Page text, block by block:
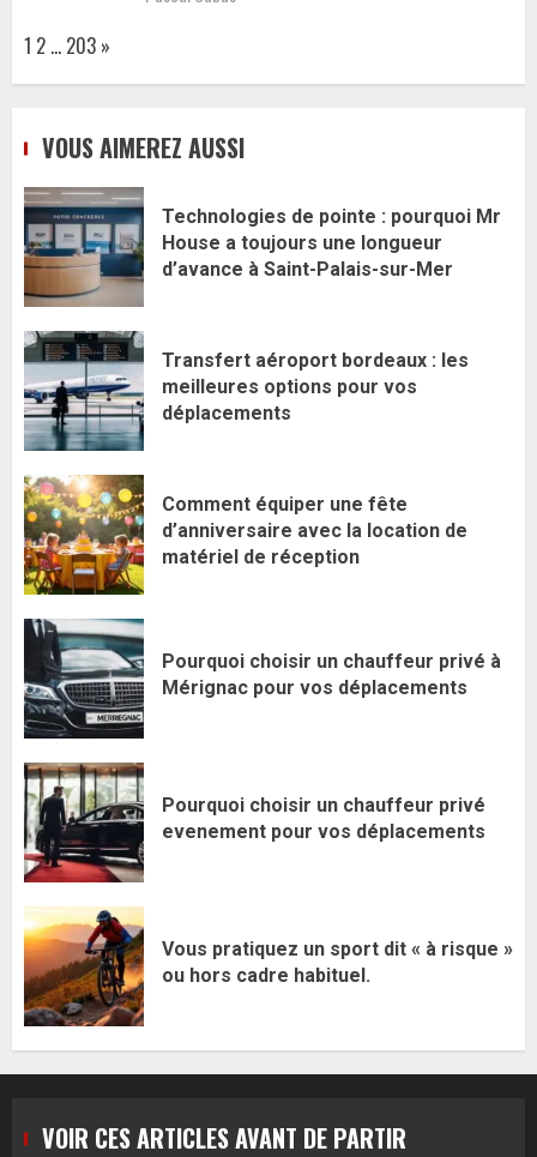
Page:
1 2 … 203 Next
»
VOUS AIMEREZ AUSSI
Technologies de pointe : pourquoi Mr
House a toujours une longueur
d’avance à Saint-Palais-sur-Mer
Transfert aéroport bordeaux : les
meilleures options pour vos
déplacements
Comment équiper une fête
d’anniversaire avec la location de
matériel de réception
Pourquoi choisir un chauffeur privé à
Mérignac pour vos déplacements
Pourquoi choisir un chauffeur privé
evenement pour vos déplacements
Vous pratiquez un sport dit « à risque »
ou hors cadre habituel.
VOIR CES ARTICLES AVANT DE PARTIR